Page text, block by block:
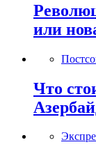
или
Что